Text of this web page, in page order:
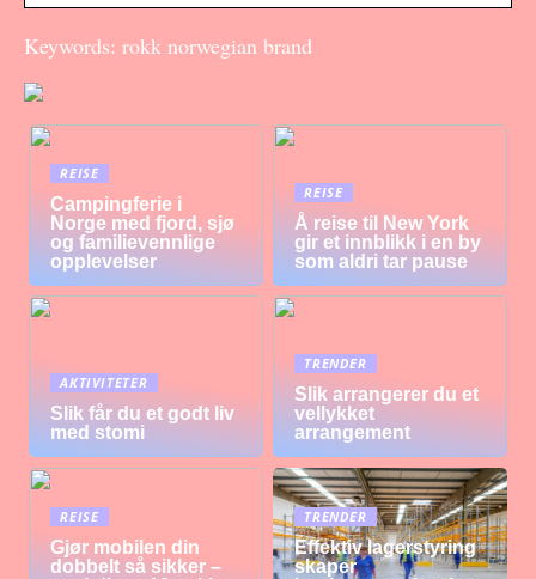
Keywords: rokk norwegian brand
REISE
Campingferie i
Norge med fjord, sjø
og familievennlige
opplevelser
REISE
Å reise til New York
gir et innblikk i en by
som aldri tar pause
AKTIVITETER
Slik får du et godt liv
med stomi
TRENDER
Slik arrangerer du et
vellykket
arrangement
REISE
Gjør mobilen din
dobbelt så sikker –
TRENDER
Effektiv lagerstyring
skaper